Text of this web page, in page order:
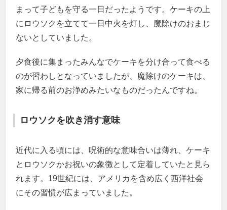
まって子どもを守る一日だったようです。ケーキの上
にロウソクを立てて一日中火を灯し、魔除けのおまじ
ないとしていました。
夕食後に集まったみんなでケーキを分け合って食べる
のが習わしとなっていましたが、魔除けのケーキは、
家に帰る前のお浄めみたいなものだったんですね。
ロウソクを吹き消す意味
近代に入る頃には、呪術的な意味合いは薄れ、ケーキ
とロウソクかお祝いの象徴として定着していたと見ら
れます。19世紀には、アメリカを含め広く西洋社会
にその習慣が広まっていました。